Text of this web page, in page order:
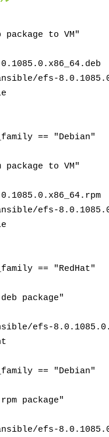
to VM"
efs-
== "Debian"
to VM"
efs-
== "RedHat"
package"
== "Debian"
package"
efs-